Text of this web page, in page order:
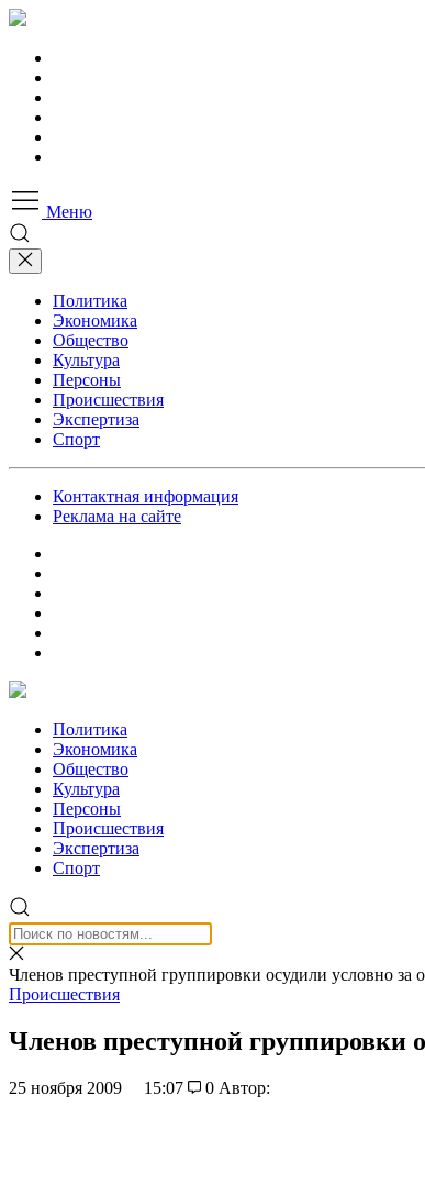
Меню
Политика
Экономика
Общество
Культура
Персоны
Происшествия
Экспертиза
Спорт
Контактная информация
Реклама на сайте
Политика
Экономика
Общество
Культура
Персоны
Происшествия
Экспертиза
Спорт
Членов преступной группировки осудили условно за
Происшествия
Членов преступной группировки
25 ноября 2009 15:07 0 Автор: